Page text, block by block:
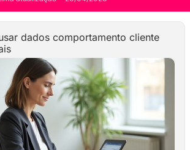
dados comportamento cliente